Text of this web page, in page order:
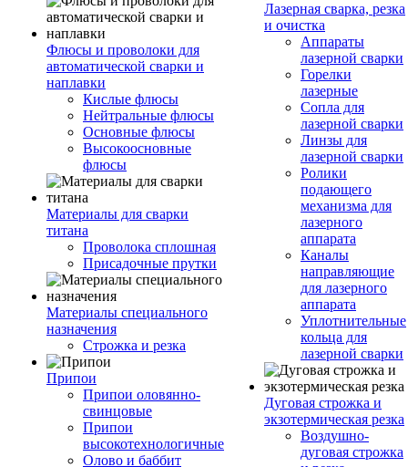
Флюсы и проволоки для
автоматической сварки и
наплавки
Кислые флюсы
Нейтральные флюсы
Основные флюсы
Высокоосновные
флюсы
Материалы для сварки
титана
Проволока сплошная
Присадочные прутки
Материалы специального
назначения
Строжка и резка
Припои
Припои оловянно-
свинцовые
Припои
высокотехнологичные
Олово и баббит
Лазерная сварка, резка
и очистка
Аппараты
лазерной сварки
Горелки
лазерные
Сопла для
лазерной сварки
Линзы для
лазерной сварки
Ролики
подающего
механизма для
лазерного
аппарата
Каналы
направляющие
для лазерного
аппарата
Уплотнительные
кольца для
лазерной сварки
Дуговая строжка и
экзотермическая резка
Воздушно-
дуговая строжка